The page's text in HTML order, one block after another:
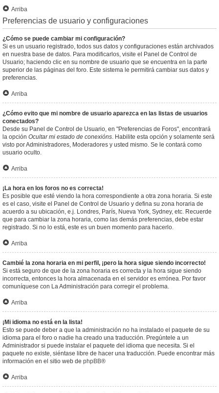
Arriba
Preferencias de usuario y configuraciones
¿Cómo se puede cambiar mi configuración?
Si es un usuario registrado, todos sus datos y configuraciones están archivados
en nuestra base de datos. Para modificarlos, visite el Panel de Control de
Usuario; haciendo clic en su nombre de usuario que se encuentra en la parte
superior de las páginas del foro. Este sistema le permitirá cambiar sus datos y
preferencias.
Arriba
¿Cómo evito que mi nombre de usuario aparezca en las listas de usuarios
conectados?
Desde su Panel de Control de Usuario, en "Preferencias de Foros", encontrará
la opción Ocultar mi estado de conexións. Habilite esta opción y solamente será
visto por Administradores, Moderadores y usted mismo. Se le contará como
usuario oculto.
Arriba
¡La hora en los foros no es correcta!
Es posible que esté viendo la hora correspondiente a otra zona horaria. Si este
es el caso, visite el Panel de Control de Usuario y defina su zona horaria de
acuerdo a su ubicación, e.j. Londres, París, Nueva York, Sydney, etc. Recuerde
que para cambiar la zona horaria, como las demás preferencias, debe estar
registrado. Si no lo está, este es un buen momento para hacerlo.
Arriba
Cambié la zona horaria en mi perfil, ¡pero la hora sigue siendo incorrecto!
Si está seguro de que de la zona horaria es correcta y la hora sigue siendo
incorrecta, entonces la hora almacenada en el servidor es errónea. Por favor
comuníquese con La Administración para corregir el problema.
Arriba
¡Mi idioma no está en la lista!
Esto se puede deber a que la administración no ha instalado el paquete de su
idioma para el foro o nadie ha creado una traducción. Pregúntele a un
Administrador si puede instalar el paquete del idioma que necesita. Si el
paquete no existe, siéntase libre de hacer una traducción. Puede encontrar más
información en el sitio web de phpBB®
Arriba